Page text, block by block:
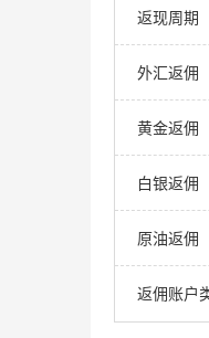
返现周期
外汇返佣
黄金返佣
白银返佣
原油返佣
返佣账户